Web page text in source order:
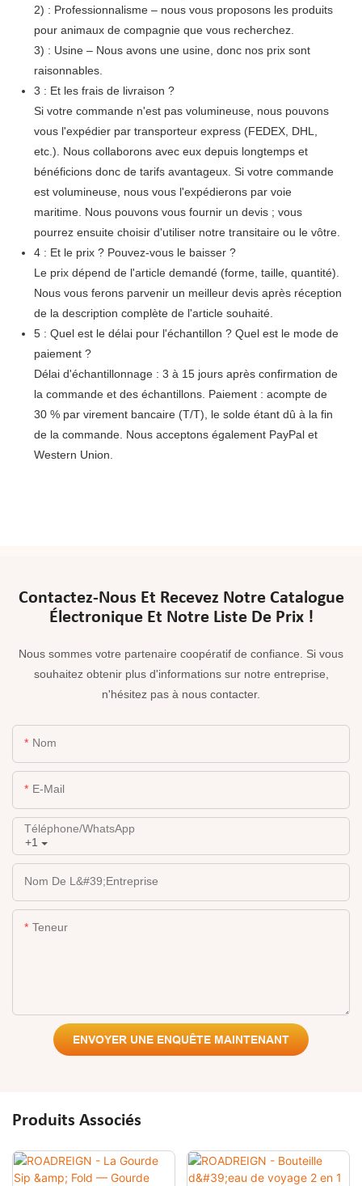
2) : Professionnalisme – nous vous proposons les produits
pour animaux de compagnie que vous recherchez.
3) : Usine – Nous avons une usine, donc nos prix sont
raisonnables.
3 : Et les frais de livraison ?
Si votre commande n'est pas volumineuse, nous pouvons
vous l'expédier par transporteur express (FEDEX, DHL,
etc.). Nous collaborons avec eux depuis longtemps et
bénéficions donc de tarifs avantageux. Si votre commande
est volumineuse, nous vous l'expédierons par voie
maritime. Nous pouvons vous fournir un devis ; vous
pourrez ensuite choisir d'utiliser notre transitaire ou le vôtre.
4 : Et le prix ? Pouvez-vous le baisser ?
Le prix dépend de l'article demandé (forme, taille, quantité).
Nous vous ferons parvenir un meilleur devis après réception
de la description complète de l'article souhaité.
5 : Quel est le délai pour l'échantillon ? Quel est le mode de
paiement ?
Délai d'échantillonnage : 3 à 15 jours après confirmation de
la commande et des échantillons. Paiement : acompte de
30 % par virement bancaire (T/T), le solde étant dû à la fin
de la commande. Nous acceptons également PayPal et
Western Union.
Contactez-Nous Et Recevez Notre Catalogue
Électronique Et Notre Liste De Prix !
Nous sommes votre partenaire coopératif de confiance. Si vous
souhaitez obtenir plus d'informations sur notre entreprise,
n'hésitez pas à nous contacter.
Nom
E-Mail
+1
Téléphone/WhatsApp
Nom De L&#39;entreprise
Teneur
ENVOYER UNE ENQUÊTE MAINTENANT
Produits Associés